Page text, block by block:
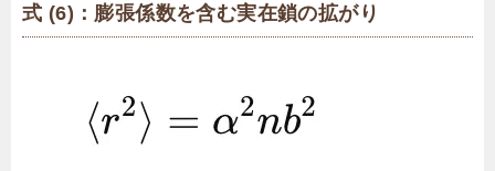
式 (6)：膨張係数を含む実在鎖の拡がり